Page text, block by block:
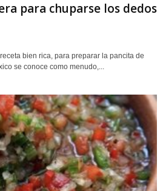
para chuparse los dedos
bien rica, para preparar la pancita de
se conoce como menudo,...